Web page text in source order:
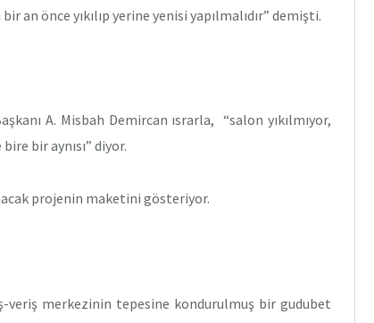
önce yıkılıp yerine yenisi yapılmalıdır” demişti.
A. Misbah Demircan ısrarla, “salon yıkılmıyor,
bir aynısı” diyor.
projenin maketini gösteriyor.
veriş merkezinin tepesine kondurulmuş bir gudubet